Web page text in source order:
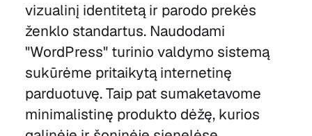
vizualinį identitetą ir parodo prekės
ženklo standartus. Naudodami
"WordPress" turinio valdymo sistemą
sukūrėme pritaikytą internetinę
parduotuvę. Taip pat sumaketavome
minimalistinę produkto dėžę, kurios